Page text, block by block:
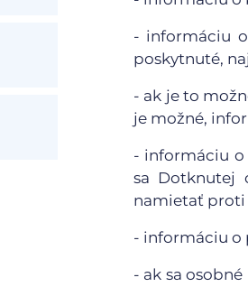
- informáciu
poskytnuté,
- ak je to
je možné,
- informáciu o
sa Dotknutej
namietať proti
- informáciu o
- ak sa